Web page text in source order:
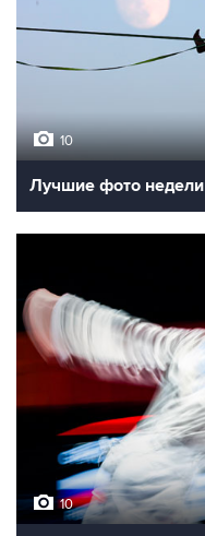
10
Лучшие фото недели
10